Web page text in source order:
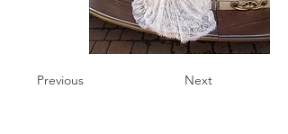
Previous Next